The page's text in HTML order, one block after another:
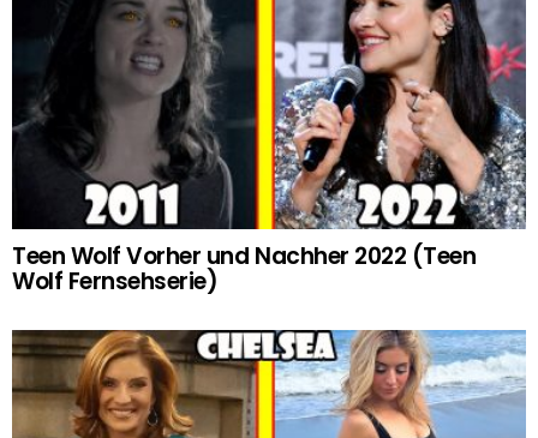
Teen Wolf Vorher und Nachher 2022 (Teen
Wolf Fernsehserie)